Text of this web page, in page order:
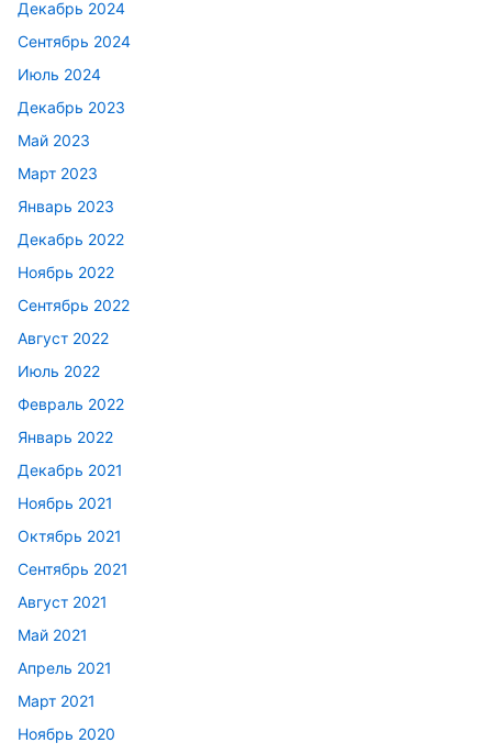
Декабрь 2024
Сентябрь 2024
Июль 2024
Декабрь 2023
Май 2023
Март 2023
Январь 2023
Декабрь 2022
Ноябрь 2022
Сентябрь 2022
Август 2022
Июль 2022
Февраль 2022
Январь 2022
Декабрь 2021
Ноябрь 2021
Октябрь 2021
Сентябрь 2021
Август 2021
Май 2021
Апрель 2021
Март 2021
Ноябрь 2020